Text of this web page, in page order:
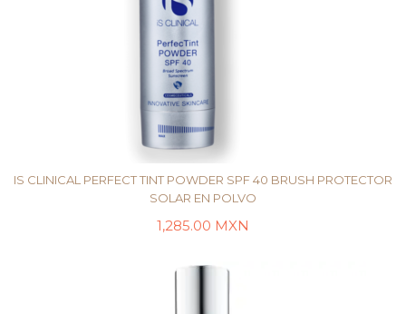
IS CLINICAL PERFECT TINT POWDER SPF 40 BRUSH PROTECTOR
SOLAR EN POLVO
1,285.00 MXN